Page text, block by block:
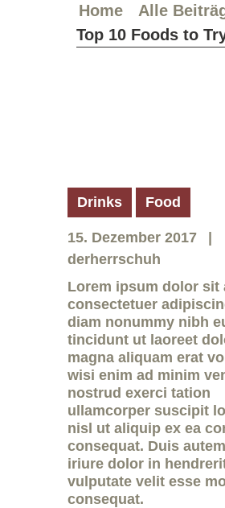
Home Alle
Top 10 Foods to
DATENSCHUTZ
Drinks Food
15. Dezember 2017
derherrschuh
Lorem ipsum dolor sit
consectetuer
diam nonummy nibh
tincidunt ut laoreet
magna aliquam erat
wisi enim ad minim
nostrud exerci tation
ullamcorper suscipit
nisl ut aliquip ex ea
consequat. Duis
iriure dolor in
vulputate velit esse
consequat.